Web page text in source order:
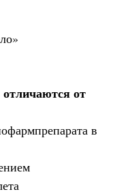
от
в